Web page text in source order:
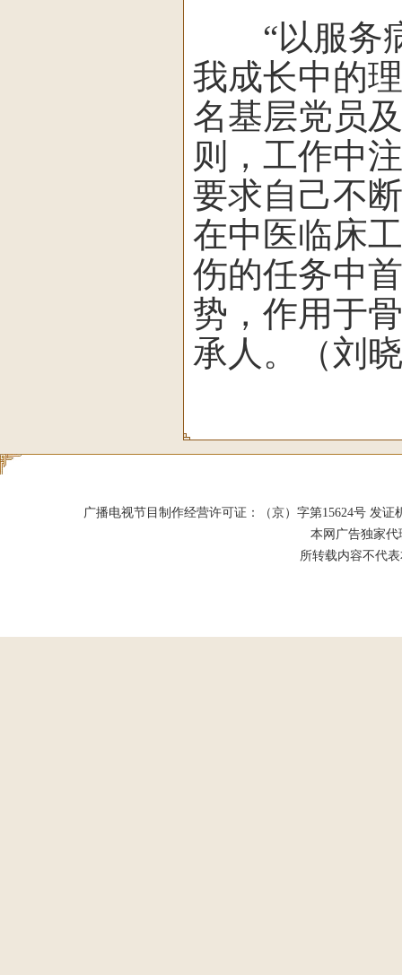
“以服务病
我成长中的
名基层党员
则，工作中
要求自己不
在中医临床
伤的任务中
势，作用于
承人。（刘
广播电视节目制作经营许可证：（京）字第15624号 发证
本网广告独家
所转载内容不代